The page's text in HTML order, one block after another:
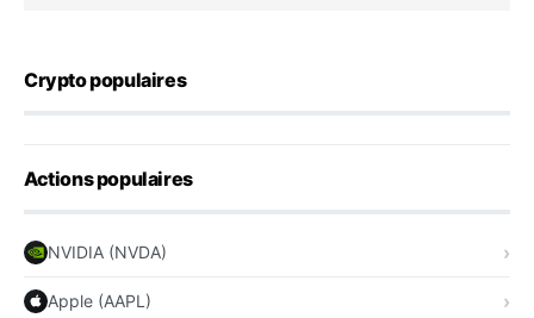
Crypto populaires
Actions populaires
NVIDIA (NVDA)
Apple (AAPL)